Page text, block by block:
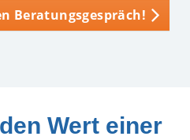
Beratungsgespräch!
Wert einer